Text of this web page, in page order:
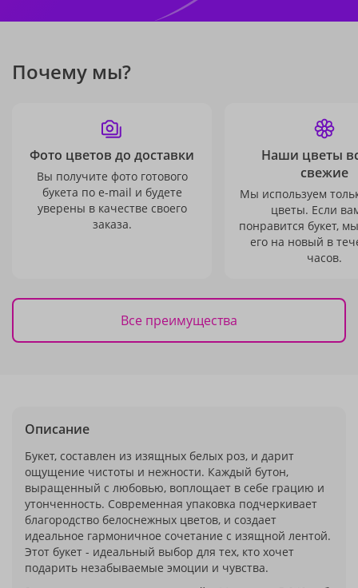
Почему мы?
Фото цветов до доставки
Вы получите фото готового
букета по e-mail и будете
уверены в качестве своего
заказа.
Наши цветы
свежие
Мы используем
цветы. Если
понравится букет,
его на новый в
часов.
Все преимущества
Описание
Букет, составлен из изящных белых роз, и дарит
ощущение чистоты и нежности. Каждый бутон,
выращенный с любовью, воплощает в себе грацию и
утонченность. Современная упаковка подчеркивает
благородство белоснежных цветов, и создает
идеальное гармоничное сочетание с изящной лентой.
Этот букет - идеальный выбор для тех, кто хочет
подарить незабываемые эмоции и чувства.